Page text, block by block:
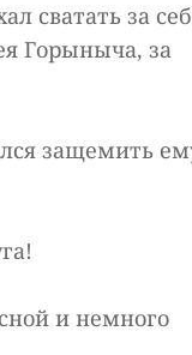
сватать за
Горыныча, за
защемить
и немного